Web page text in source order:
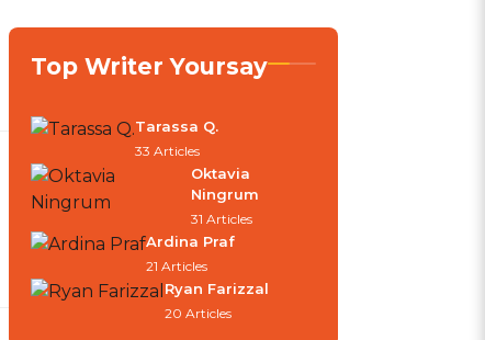
Top Writer Yoursay
Tarassa Q.
33 Articles
Oktavia
Ningrum
31 Articles
Ardina Praf
21 Articles
Ryan Farizzal
20 Articles